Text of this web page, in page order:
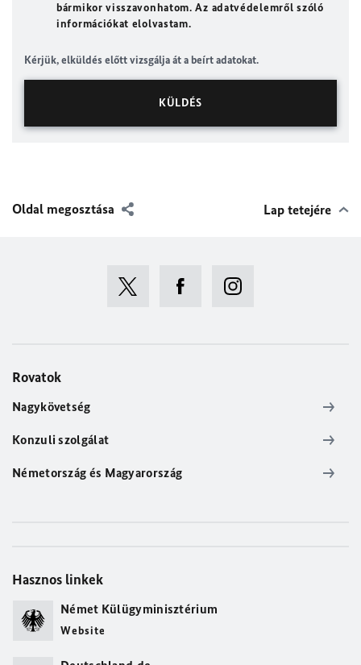
bármikor visszavonhatom. Az adatvédelemről szóló
információkat elolvastam.
Kérjük, elküldés előtt vizsgálja át a beírt adatokat.
Oldal megosztása Lap tetejére
Rovatok
Nagykövetség
Konzuli szolgálat
Németország és Magyarország
Hasznos linkek
Német Külügyminisztérium
Website